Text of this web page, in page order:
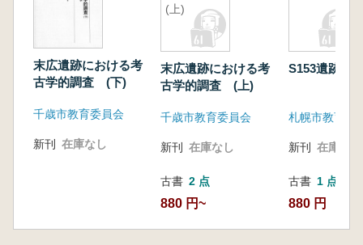
末広遺跡における考
古学的調査 (下)
千歳市教育委員会
新刊 在庫なし
(上)
末広遺跡における考
古学的調査 (上)
千歳市教育委員会
新刊 在庫なし
古書 2 点
880 円~
S153遺跡
札幌市教育委
新刊 在庫なし
古書 1 点
880 円